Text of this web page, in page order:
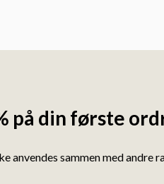
på din første
sammen med andre